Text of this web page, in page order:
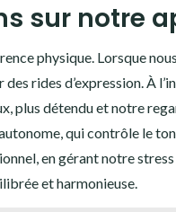
sur notre
physique. Lorsque
rides d’expression. À
plus détendu et notre
qui contrôle le
en gérant notre
et harmonieuse.